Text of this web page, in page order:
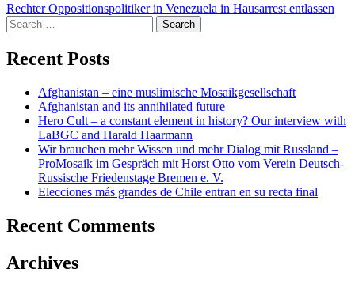
navigation
Rechter Oppositionspolitiker in Venezuela in Hausarrest entlassen
Search
for:
Recent Posts
Afghanistan – eine muslimische Mosaikgesellschaft
Afghanistan and its annihilated future
Hero Cult – a constant element in history? Our interview with
LaBGC and Harald Haarmann
Wir brauchen mehr Wissen und mehr Dialog mit Russland –
ProMosaik im Gespräch mit Horst Otto vom Verein Deutsch-
Russische Friedenstage Bremen e. V.
Elecciones más grandes de Chile entran en su recta final
Recent Comments
Archives